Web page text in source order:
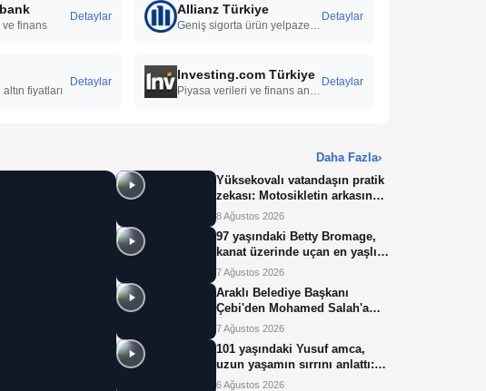
ve finans
Detaylar Allianz Türkiye Detaylar
fiyatları
Detaylar Investing.com Türkiye Detaylar
Daha Fazla›
Yüksekovalı vatandaşın pratik
zekası: Motosikletin arkasına
el arabası bağlayarak üzerinde
ot taşıdı
8 Ağustos 2026
97 yaşındaki Betty Bromage,
kanat üzerinde uçan en yaşlı
kadın olarak Guinness Dünya
Rekoru'nu kırdı
7 Ağustos 2026
Araklı Belediye Başkanı
Çebi'den Mohamed Salah'a
arazi teklifi: Salah neye
uğradığını şaşırdı!
7 Ağustos 2026
101 yaşındaki Yusuf amca,
uzun yaşamın sırrını anlattı:
"Sevecek, sabırlı olacaksın"
6 Ağustos 2026